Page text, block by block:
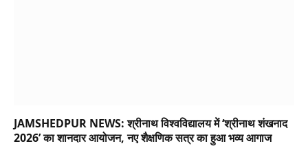
JAMSHEDPUR NEWS: श्रीनाथ विश्वविद्यालय में ‘श्रीनाथ शंखनाद
2026’ का शानदार आयोजन, नए शैक्षणिक सत्र का हुआ भव्य आगाज